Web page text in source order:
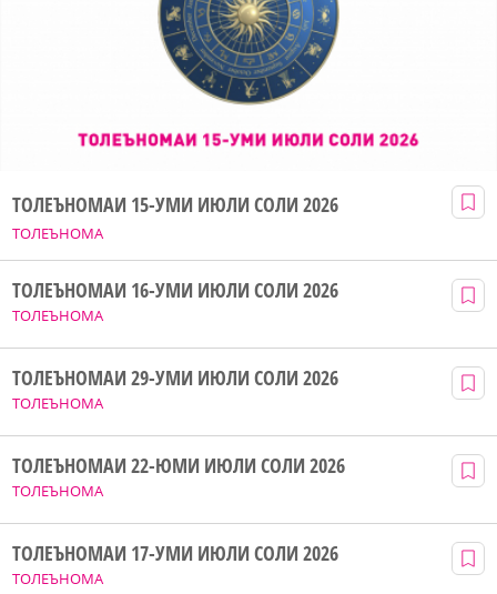
ТОЛЕЪНОМА
ТОЛЕЪНОМАИ 15-УМИ ИЮЛИ СОЛИ 2026
ТОЛЕЪНОМА
ТОЛЕЪНОМАИ 16-УМИ ИЮЛИ СОЛИ 2026
ТОЛЕЪНОМА
ТОЛЕЪНОМАИ 29-УМИ ИЮЛИ СОЛИ 2026
ТОЛЕЪНОМА
ТОЛЕЪНОМАИ 22-ЮМИ ИЮЛИ СОЛИ 2026
ТОЛЕЪНОМА
ТОЛЕЪНОМАИ 17-УМИ ИЮЛИ СОЛИ 2026